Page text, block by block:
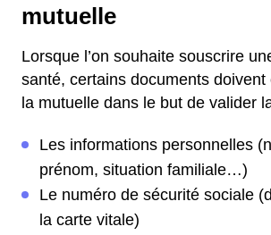
mutuelle
Lorsque l’on souhaite souscrire
santé, certains documents doivent
la mutuelle dans le but de valider
Les informations personnelles
prénom, situation familiale…)
Le numéro de sécurité sociale
la carte vitale)